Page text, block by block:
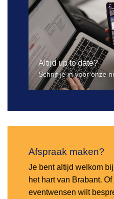
Altijd up to date?
Schrijf je in voor onze
Afspraak maken?
Je bent altijd welkom
het hart van Brabant.
eventwensen wilt